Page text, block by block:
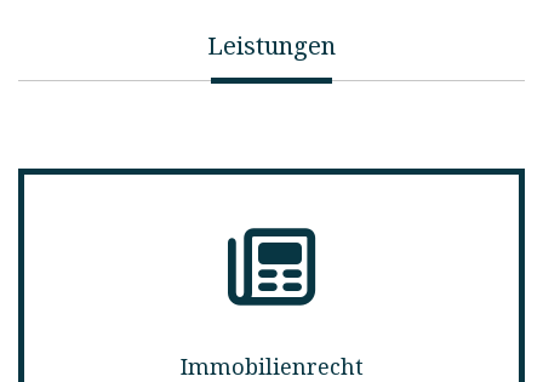
Leistungen
Immobilienrecht